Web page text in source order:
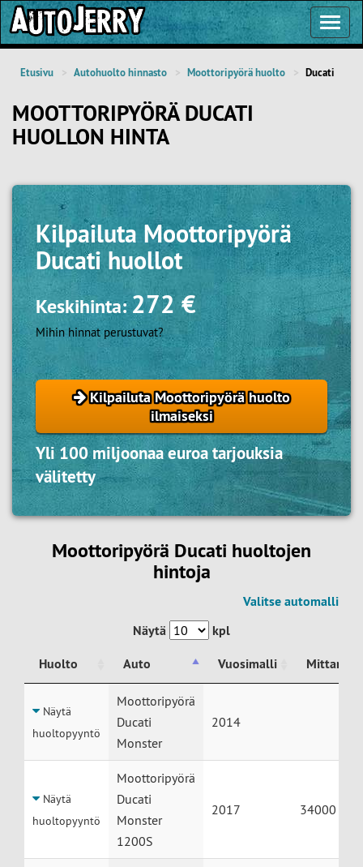
Etusivu Autohuolto hinnasto Moottoripyörä huolto Ducati
MOOTTORIPYÖRÄ DUCATI
HUOLLON HINTA
Kilpailuta Moottoripyörä
Ducati huollot
Keskihinta:272 €
Mihin hinnat perustuvat?
Kilpailuta Moottoripyörä huolto
ilmaiseksi
Yli 100 miljoonaa euroa tarjouksia
välitetty
Moottoripyörä Ducati huoltojen
hintoja
Valitse automalli
Näytä
kpl
Huolto
Auto Vuosimalli
Auto
Näytä
huoltopyyntö
Moottoripyörä
Ducati
Monster
2014
Näytä
huoltopyyntö
Moottoripyörä
Ducati
Monster
1200S
2017 34000